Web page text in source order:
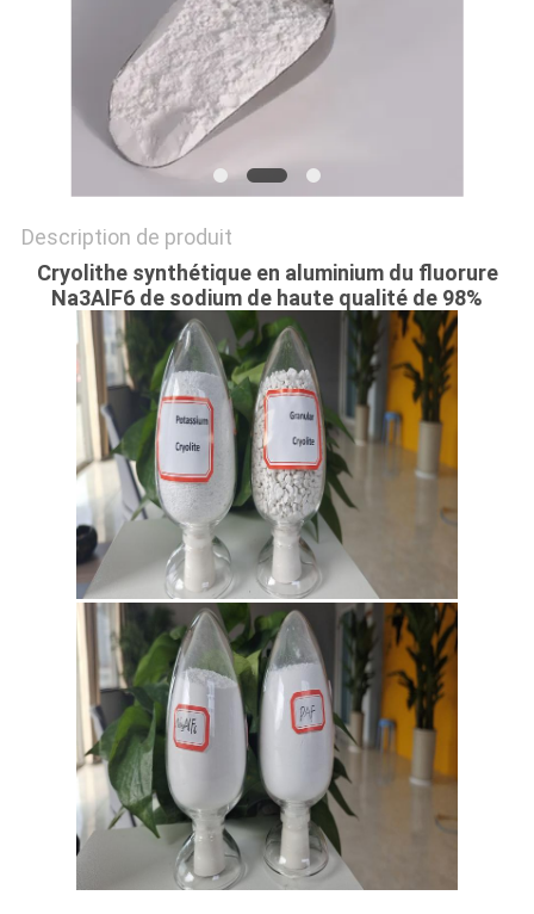
UN DEVIS
PLAN
POLITIQUE
CONFIDENTIALITÉ
Description de produit
Cryolithe synthétique en aluminium du fluorure
Na3AlF6 de sodium de haute qualité de 98%